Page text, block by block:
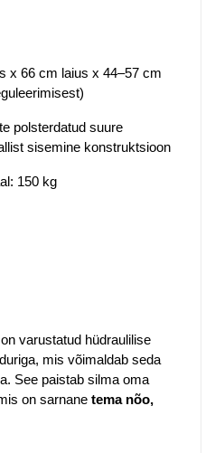
x 66 cm laius x 44–57 cm
polsterdatud suure
sisemine konstruktsioon
150 kg
varustatud hüdraulilise
mis võimaldab seda
See paistab silma oma
on sarnane tema nõo,